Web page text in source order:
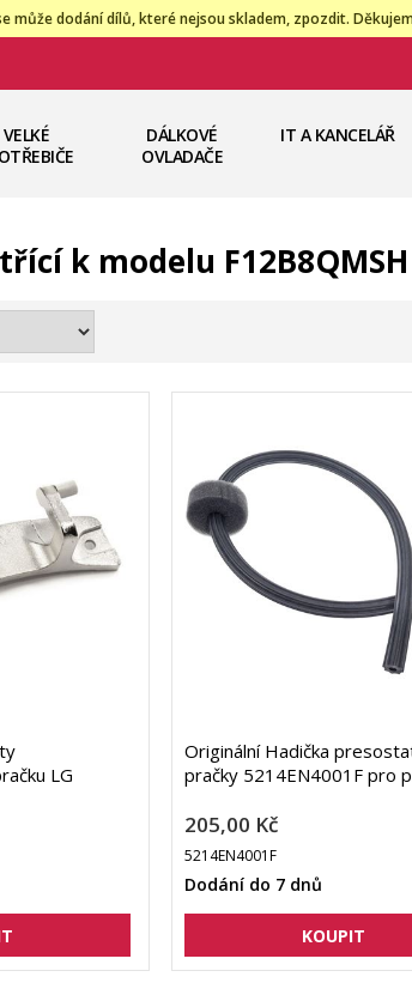
může dodání dílů, které nejsou skladem, zpozdit.
VELKÉ
DÁLKOVÉ
OVLADAČE
IT A KANCELÁŘ
k modelu F12B8QMSH
LG
Originální Hadička
pračky 5214EN4001F pro
205,00 Kč
5214EN4001F
Dodání do 7 dnů